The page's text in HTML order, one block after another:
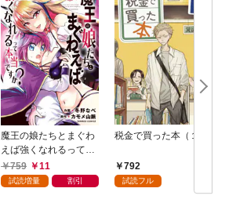
魔王の娘たちとまぐわ
えば強くなれるって本
当ですか？【特典ペー
パー付き】【カラーペ
759 11
試読増量 割引
税金で買った本（１）
792
試読フル